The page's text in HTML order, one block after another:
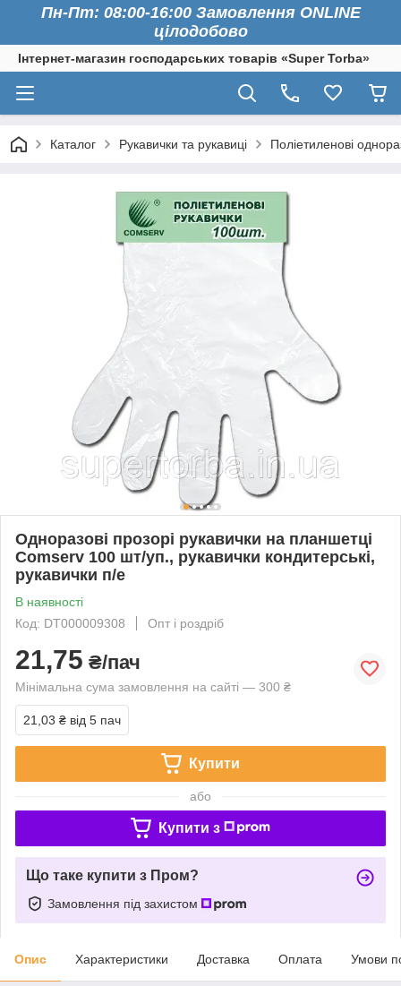
Пн-Пт: 08:00-16:00 Замовлення ONLINE
цілодобово
Інтернет-магазин господарських товарів «Super Torba»
Каталог Рукавички та рукавиці Поліетиленові
Одноразові прозорі рукавички на планшетці
Comserv 100 шт/уп., рукавички кондитерські,
рукавички п/е
В наявності
Код: DT000009308
Опт і роздріб
21,75 ₴/пач
Мінімальна сума замовлення на сайті — 300 ₴
21,03 ₴ від 5 пач
Купити
або
Купити з
Що таке купити з Пром?
Замовлення під захистом
Опис Характеристики Доставка Оплата Умови